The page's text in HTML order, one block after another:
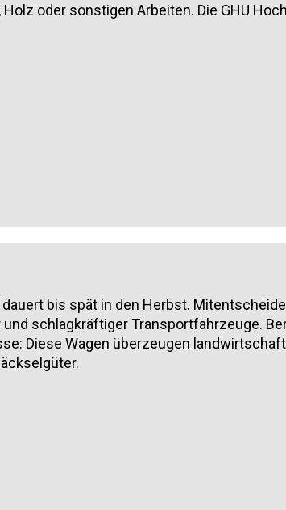
oder sonstigen Arbeiten. Die GHU
bis spät in den Herbst.
schlagkräftiger Transportfahrzeuge.
Diese Wagen überzeugen